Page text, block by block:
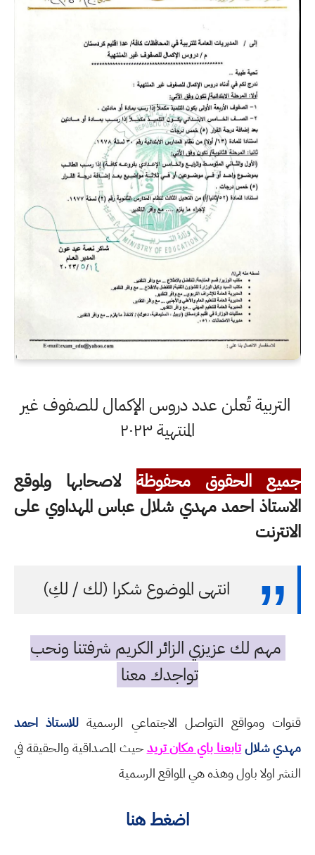
التربية تُعلن عدد دروس الإكمال للصفوف غير
المنتهية ٢٠٢٣
جميع الحقوق محفوظة لاصحابها ولموقع
الاستاذ احمد مهدي شلال عباس المهداوي على
الانترنت
انتهى الموضوع شكرا (لك / لكِ)
مهم لك عزيزي الزائر الكريم شرفتنا ونحب
تواجدك معنا
قنوات ومواقع التواصل الاجتماعي الرسمية للاستاذ احمد
مهدي شلالتابعنا باي مكان تريدحيث المصداقية والحقيقة في
النشر اولا باول وهذه هي المواقع الرسمية
اضغط هنا